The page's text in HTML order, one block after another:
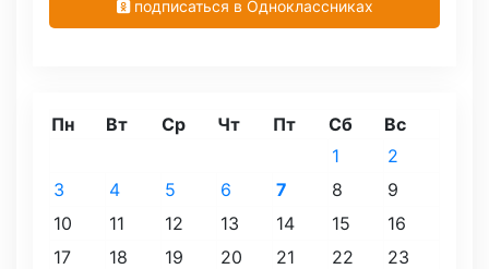
подписаться в Одноклассниках
Пн Вт Ср Чт Пт Сб Вс
1
2
3
4 5 6 7 8
9
10
11 12 13 14 15
16
17
18 19 20 21 22
23